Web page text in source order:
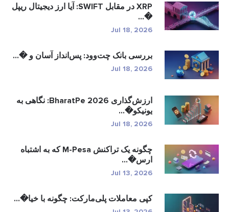
XRP در مقابل SWIFT: آیا ارز دیجیتال ریپل
�...
Jul 18, 2026
بررسی بانک چت‌وود: پس‌انداز آسان و �...
Jul 18, 2026
ارزش‌گذاری BharatPe 2026: نگاهی به
یونیکو�...
Jul 18, 2026
چگونه یک تراکنش M-Pesa که به اشتباه
ارس�...
Jul 13, 2026
کپی معاملات پلی‌مارکت: چگونه با خیا�...